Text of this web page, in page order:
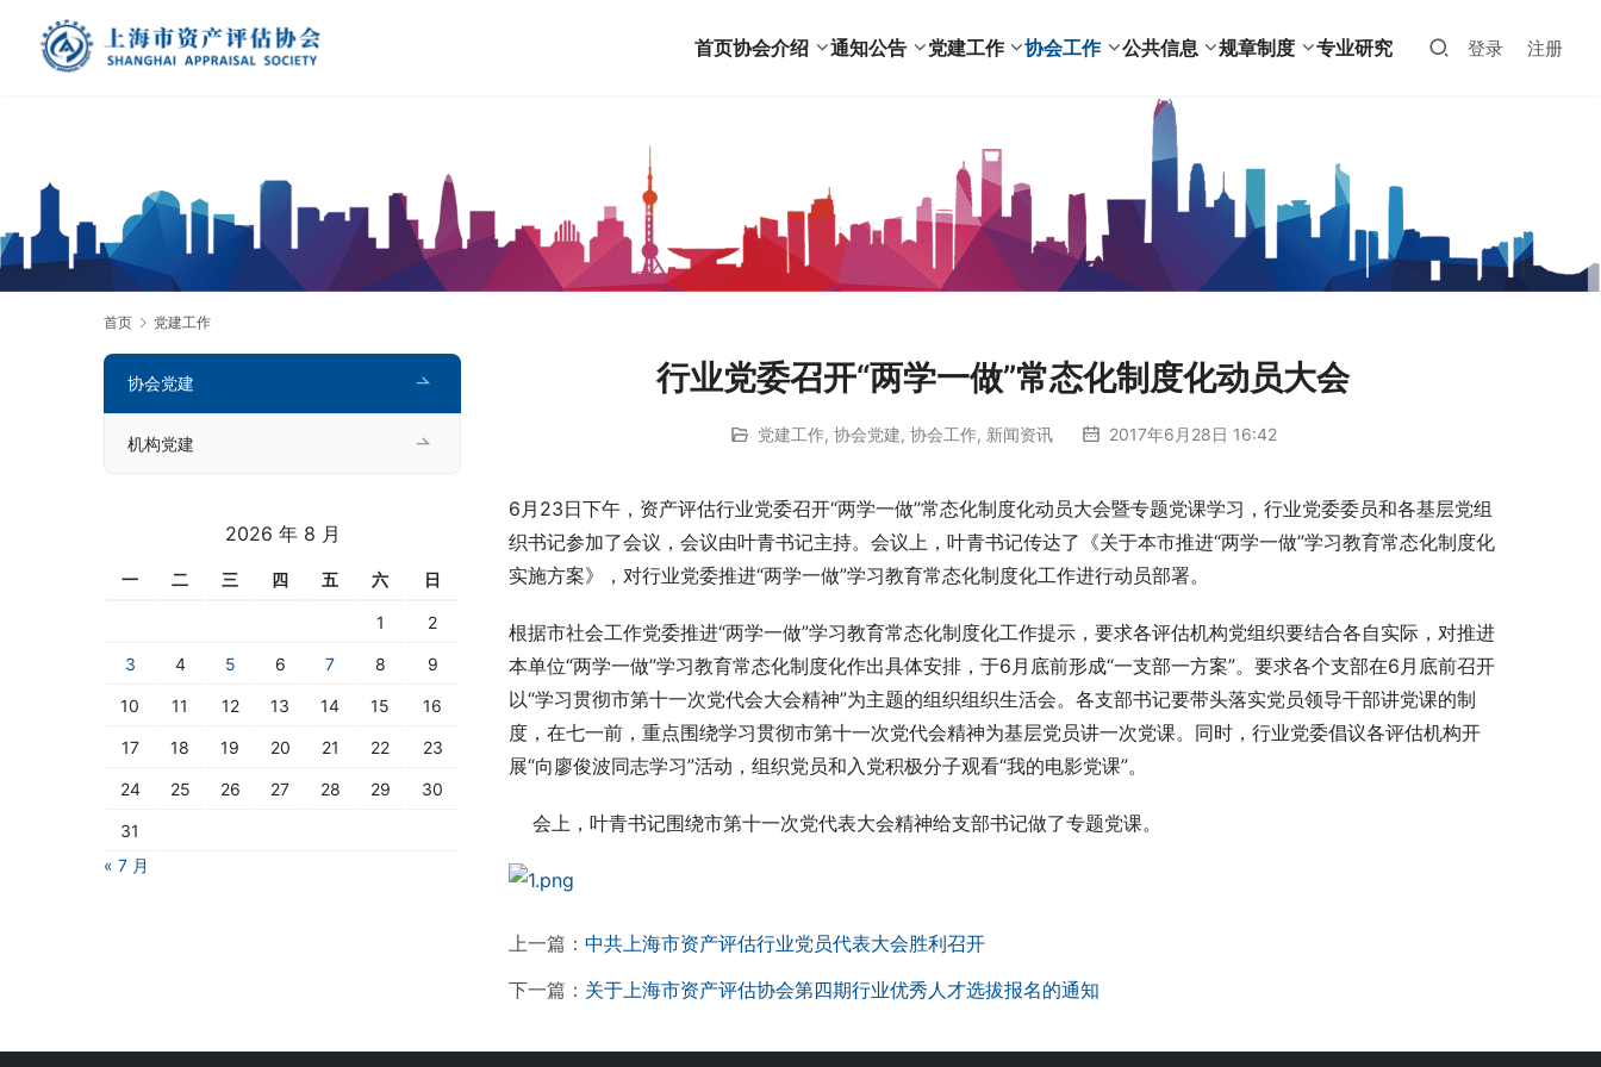
首页协会介绍 通知公告 党建工作 协会工作 公共信息 规章制度 专业研究 登录 注册
首页 党建工作
行业党委召开“两学一做”常态化制度化动员大会
党建工作, 协会党建, 协会工作, 新闻资讯 2017年6月28日 16:42
6月23日下午，资产评估行业党委召开“两学一做”常态化制度化动员大会暨专题党课学习，行业党委委员和各基层党组
织书记参加了会议，会议由叶青书记主持。会议上，叶青书记传达了《关于本市推进“两学一做”学习教育常态化制度化
实施方案》，对行业党委推进“两学一做”学习教育常态化制度化工作进行动员部署。
根据市社会工作党委推进“两学一做”学习教育常态化制度化工作提示，要求各评估机构党组织要结合各自实际，对推进
本单位“两学一做”学习教育常态化制度化作出具体安排，于6月底前形成“一支部一方案”。要求各个支部在6月底前召开
以“学习贯彻市第十一次党代会大会精神”为主题的组织组织生活会。各支部书记要带头落实党员领导干部讲党课的制
度，在七一前，重点围绕学习贯彻市第十一次党代会精神为基层党员讲一次党课。同时，行业党委倡议各评估机构开
展“向廖俊波同志学习”活动，组织党员和入党积极分子观看“我的电影党课”。
会上，叶青书记围绕市第十一次党代表大会精神给支部书记做了专题党课。
上一篇： 中共上海市资产评估行业党员代表大会胜利召开
下一篇： 关于上海市资产评估协会第四期行业优秀人才选拔报名的通知
协会党建
机构党建
2026 年 8 月
一 二 三 四 五 六 日
1 2
3 4 5 6 7 8 9
10 11 12 13 14 15 16
17 18 19 20 21 22 23
24 25 26 27 28 29 30
31
« 7 月